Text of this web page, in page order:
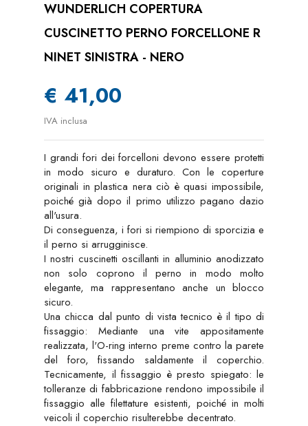
WUNDERLICH COPERTURA
CUSCINETTO PERNO FORCELLONE R
NINET SINISTRA - NERO
€ 41,00
IVA inclusa
I grandi fori dei forcelloni devono essere protetti
in modo sicuro e duraturo. Con le coperture
originali in plastica nera ciò è quasi impossibile,
poiché già dopo il primo utilizzo pagano dazio
all'usura.
Di conseguenza, i fori si riempiono di sporcizia e
il perno si arrugginisce.
I nostri cuscinetti oscillanti in alluminio anodizzato
non solo coprono il perno in modo molto
elegante, ma rappresentano anche un blocco
sicuro.
Una chicca dal punto di vista tecnico è il tipo di
fissaggio: Mediante una vite appositamente
realizzata, l'O-ring interno preme contro la parete
del foro, fissando saldamente il coperchio.
Tecnicamente, il fissaggio è presto spiegato: le
tolleranze di fabbricazione rendono impossibile il
fissaggio alle filettature esistenti, poiché in molti
veicoli il coperchio risulterebbe decentrato.